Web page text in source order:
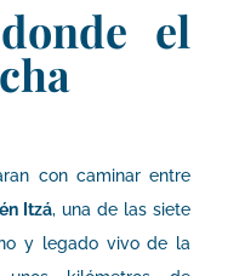
el
con caminar entre
Itzá, una de las siete
y legado vivo de la